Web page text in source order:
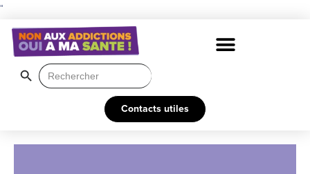
"
Search
for:
Search Button
Contacts utiles